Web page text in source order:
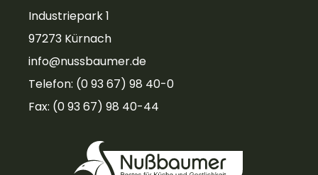
Industriepark 1
97273 Kürnach
info@nussbaumer.de
Telefon: (0 93 67) 98 40-0
Fax: (0 93 67) 98 40-44